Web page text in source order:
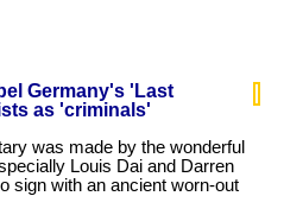
Germany's 'Last
as 'criminals'
was made by the wonderful
Louis Dai and Darren
sign with an ancient worn-out